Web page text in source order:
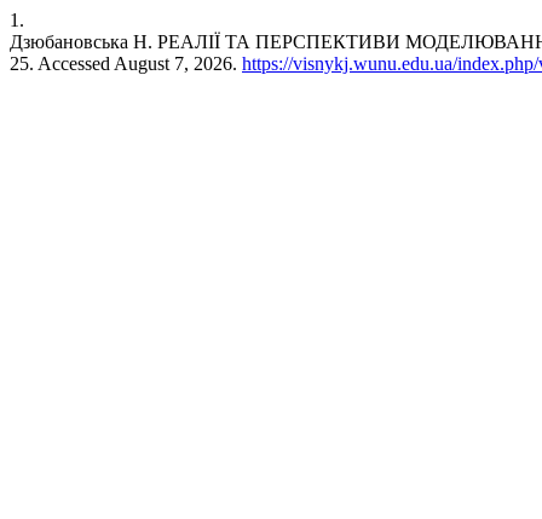
1.
Дзюбановська Н. РЕАЛІЇ ТА ПЕРСПЕКТИВИ
25. Accessed August 7, 2026. https://visnykj.wunu.edu.ua/